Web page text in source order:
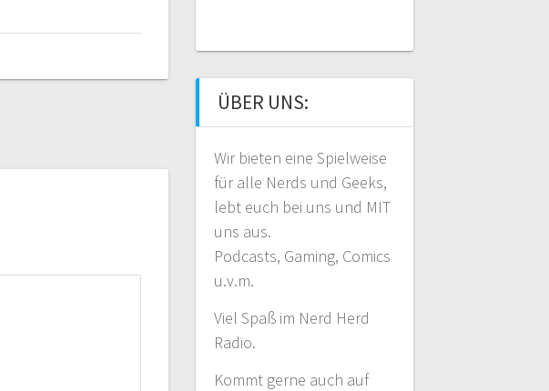
ÜBER UNS:
Wir bieten eine Spielweise
für alle Nerds und Geeks,
lebt euch bei uns und MIT
uns aus.
Podcasts, Gaming, Comics
u.v.m.
Viel Spaß im Nerd Herd
Radio.
Kommt gerne auch auf